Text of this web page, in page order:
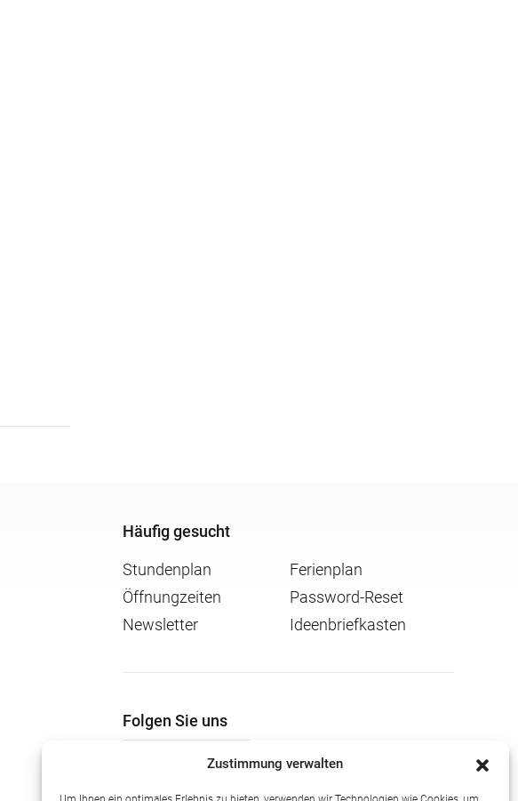
Zustimmung verwalten
Häufig gesucht
Stundenplan
Ferienplan
Öffnungzeiten
Password-Reset
Newsletter
Ideenbriefkasten
Folgen Sie uns